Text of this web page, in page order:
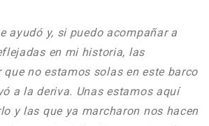
ayudó y, si puedo acompañar a
en mi historia, las
no estamos solas en este barco
a la deriva. Unas estamos aquí
y las que ya marcharon nos hacen